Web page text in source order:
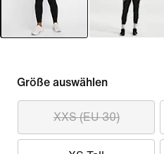
Größe auswählen
XXS (EU 30)